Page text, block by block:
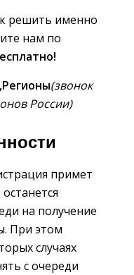
решить именно
нам по
Регионы(звонок
России)
примет
на получение
При этом
случаях
с очереди